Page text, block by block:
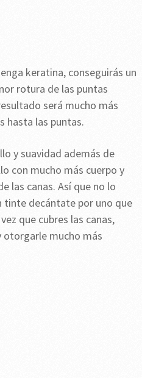
keratina, conseguirás un
rotura de las puntas
será mucho más
hasta las puntas.
y suavidad además de
con mucho más cuerpo y
las canas. Así que no lo
tinte decántate por uno que
que cubres las canas,
otorgarle mucho más